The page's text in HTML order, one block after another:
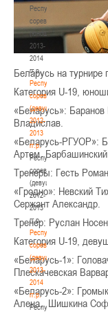
Республиканские
соревнования
(юноши)
2013-
2014
гг.р.
Республиканские
соревнования
(девушки)
2012-
2013
гг.р.
Республиканские
соревнования
(девушки)
2012-
2013
гг.р.
Республиканские
соревнования
(девушки)
2013-
2014
гг.р.
Республиканские
Беларусь на турнире
Категория U-19,
«Беларусь»:
Владислав.
«Беларусь-РГУОР»:
Артем, Барбашинский
Тренеры: Гесть
«Гродно»: Невский
Сержант Александр.
Тренер: Руслан
Категория U-19,
«Беларусь-1»:
Плескачевская
«Беларусь-2»:
Алена, Шишкина